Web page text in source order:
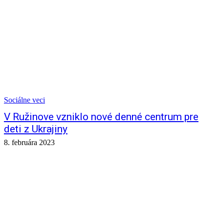
Sociálne veci
V Ružinove vzniklo nové denné centrum pre
deti z Ukrajiny
8. februára 2023